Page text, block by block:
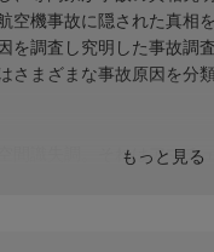
もっと見る
空機事故に隠された真相
を調査し究明した事故調
さまざまな事故原因を分
間識失調。それはアマチ